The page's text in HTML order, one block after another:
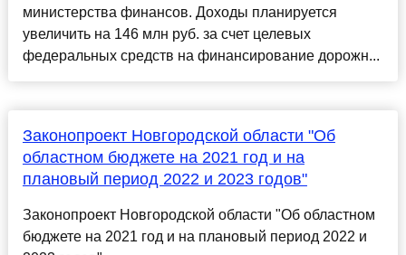
министерства финансов. Доходы планируется
увеличить на 146 млн руб. за счет целевых
федеральных средств на финансирование дорожн...
Законопроект Новгородской области "Об
областном бюджете на 2021 год и на
плановый период 2022 и 2023 годов"
Законопроект Новгородской области "Об областном
бюджете на 2021 год и на плановый период 2022 и